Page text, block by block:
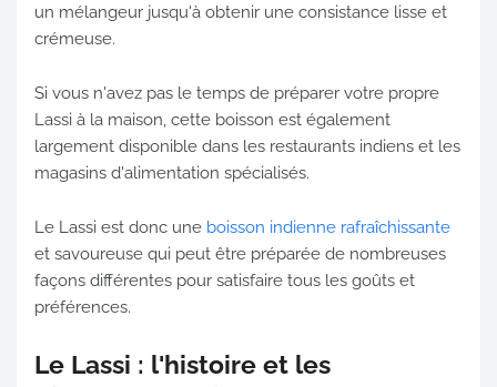
un mélangeur jusqu'à obtenir une consistance lisse et
crémeuse.
Si vous n'avez pas le temps de préparer votre propre
Lassi à la maison, cette boisson est également
largement disponible dans les restaurants indiens et les
magasins d'alimentation spécialisés.
Le Lassi est donc une boisson indienne rafraîchissante
et savoureuse qui peut être préparée de nombreuses
façons différentes pour satisfaire tous les goûts et
préférences.
Le Lassi : l'histoire et les